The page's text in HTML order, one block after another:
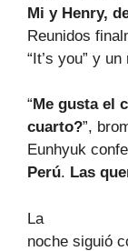
Mi y Henry,
Reunidos
“It’s you” y
“Me gusta el
cuarto?”,
Eunhyuk
Perú. Las
La
noche siguió